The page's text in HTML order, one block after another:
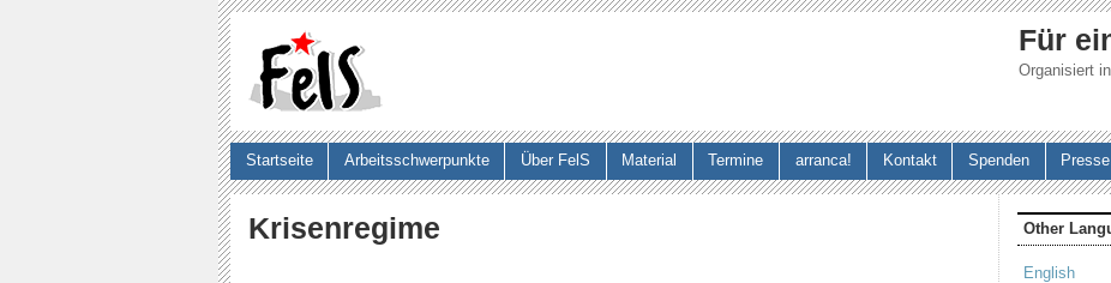
Jump to navigation
Für
Organisiert
Krisenregime
Startseite Arbeitsschwerpunkte Über FelS Material Termine arranca! Kontakt Spenden Presse
Suchformular
Other
English